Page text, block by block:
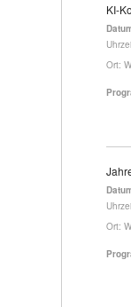
KI-
Ort:
Ort: